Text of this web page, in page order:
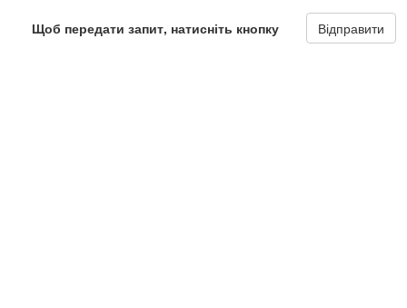
Щоб передати запит, натисніть кнопку Відправити